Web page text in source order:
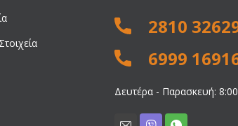
2810
6999
Δευτέρα - Παρασκευή: